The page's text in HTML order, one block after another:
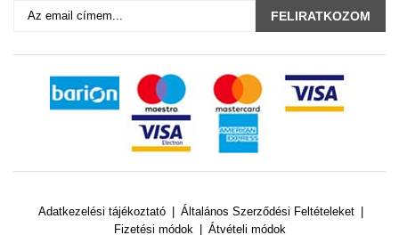
FELIRATKOZOM
Adatkezelési tájékoztató
Általános Szerződési Feltételeket
Fizetési módok
Átvételi módok